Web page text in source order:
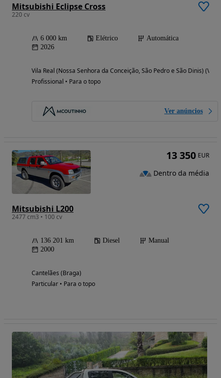
Mitsubishi Eclipse Cross
220 cv
6 000 km Elétrico
Automática
2026
Vila Real (Nossa Senhora da Conceição, São Pedro e São Dinis) (Vila
Profissional • Para o topo
Ver anúncios
Mitsubishi L200
2477 cm3 • 100 cv
136 201 km Diesel
Manual
2000
Cantelães (Braga)
Particular • Para o topo
13 350 EUR
Dentro da média